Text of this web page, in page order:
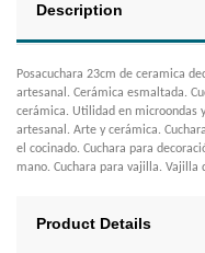
Description
Posacuchara 23cm de ceramica
artesanal. Cerámica esmaltada.
cerámica. Utilidad en microondas
artesanal. Arte y cerámica.
el cocinado. Cuchara para
mano. Cuchara para vajilla. Vajilla
Product Details